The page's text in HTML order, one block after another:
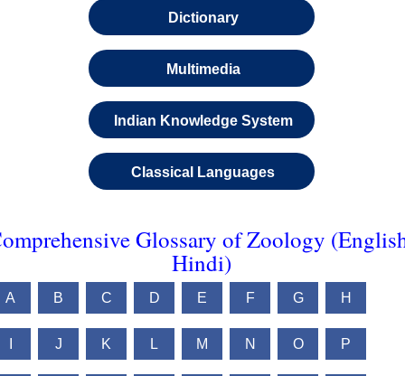
Dictionary
Multimedia
Indian Knowledge System
Classical Languages
Glossary of Zoology
Hindi)
A B C D E F G H
J K L M N O P